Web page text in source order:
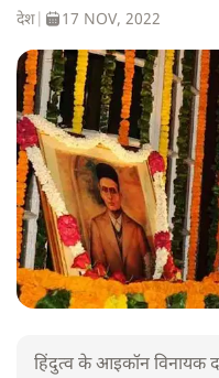
देश 17 NOV, 2022
हिंदुत्व के आइकॉन विनायक